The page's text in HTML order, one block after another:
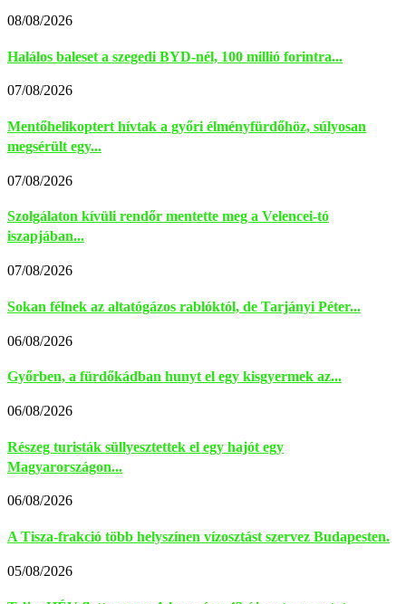
08/08/2026
Halálos baleset a szegedi BYD-nél, 100 millió forintra...
07/08/2026
Mentőhelikoptert hívtak a győri élményfürdőhöz, súlyosan
megsérült egy...
07/08/2026
Szolgálaton kívüli rendőr mentette meg a Velencei-tó
iszapjában...
07/08/2026
Sokan félnek az altatógázos rablóktól, de Tarjányi Péter...
06/08/2026
Győrben, a fürdőkádban hunyt el egy kisgyermek az...
06/08/2026
Részeg turisták süllyesztettek el egy hajót egy
Magyarországon...
06/08/2026
A Tisza-frakció több helyszínen vízosztást szervez Budapesten.
05/08/2026